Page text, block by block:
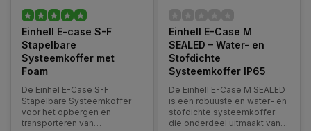
Einhell E-case S-F
Stapelbare
Systeemkoffer met
Foam
De Einhel E-Case S-F
Stapelbare Systeemkoffer
voor het opbergen en
transporteren van
Einhell E-Case M
SEALED – Water- en
Stofdichte
Systeemkoffer IP65
De Einhell E-Case M SEALED
is een robuuste en water- en
stofdichte systeemkoffer
die onderdeel uitmaakt van